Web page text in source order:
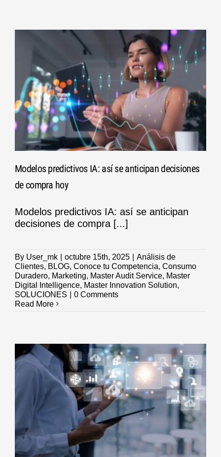
Modelos predictivos IA: así se anticipan decisiones
de compra hoy
Modelos predictivos IA: así se anticipan
decisiones de compra [...]
By User_mk octubre 15th, 2025
Análisis de
Clientes, BLOG, Conoce tu Competencia, Consumo
Duradero, Marketing, Master Audit Service, Master
Digital Intelligence, Master Innovation Solution,
SOLUCIONES
0 Comments
Read More